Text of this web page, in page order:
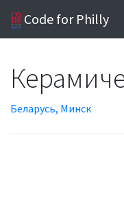
Code for Philly
Беларусь, Минск